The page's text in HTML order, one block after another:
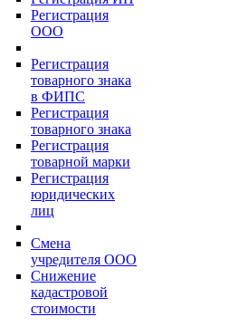
Регистрация
ООО
Регистрация
товарного знака
в ФИПС
Регистрация
товарного знака
Регистрация
товарной марки
Регистрация
юридических
лиц
Смена
учредителя ООО
Снижение
кадастровой
стоимости